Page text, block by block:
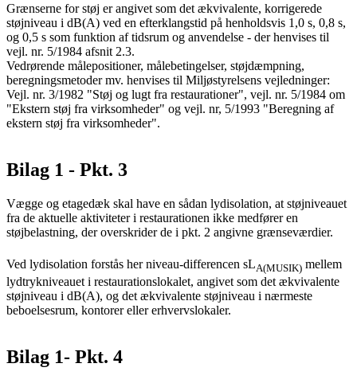
Grænserne for støj er angivet som det ækvivalente, korrigerede
støjniveau i dB(A) ved en efterklangstid på henholdsvis 1,0 s, 0,8 s,
og 0,5 s som funktion af tidsrum og anvendelse - der henvises til
vejl. nr. 5/1984 afsnit 2.3.
Vedrørende målepositioner, målebetingelser, støjdæmpning,
beregningsmetoder mv. henvises til Miljøstyrelsens vejledninger:
Vejl. nr. 3/1982 "Støj og lugt fra restaurationer", vejl. nr. 5/1984 om
"Ekstern støj fra virksomheder" og vejl. nr, 5/1993 "Beregning af
ekstern støj fra virksomheder".
Bilag 1 - Pkt. 3
Vægge og etagedæk skal have en sådan lydisolation, at støjniveauet
fra de aktuelle aktiviteter i restaurationen ikke medfører en
støjbelastning, der overskrider de i pkt. 2 angivne grænseværdier.
Ved lydisolation forstås her niveau-differencen sLA(MUSIK) mellem
lydtrykniveauet i restaurationslokalet, angivet som det ækvivalente
støjniveau i dB(A), og det ækvivalente støjniveau i nærmeste
beboelsesrum, kontorer eller erhvervslokaler.
Bilag 1- Pkt. 4